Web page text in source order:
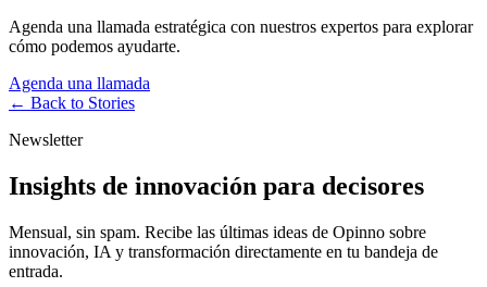
Agenda una llamada estratégica con nuestros expertos para explorar
cómo podemos ayudarte.
Agenda una llamada
← Back to Stories
Newsletter
Insights de innovación para decisores
Mensual, sin spam. Recibe las últimas ideas de Opinno sobre
innovación, IA y transformación directamente en tu bandeja de
entrada.